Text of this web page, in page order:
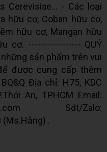
Cerevisiae… - Các loại
hữu cơ, Coban hữu cơ,
hữu cơ, Mangan hữu
cơ. ----------------- QUÝ
sản phẩm trên vui
được cung cấp thêm
Địa chỉ: H75, KDC
An, TPHCM Email:
Sdt/Zalo:
.